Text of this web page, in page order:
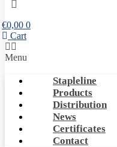
€0,00 0
Cart
Menu
Stapleline
Products
Distribution
News
Certificates
Contact